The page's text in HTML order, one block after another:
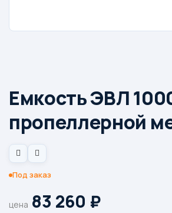
Емкость ЭВЛ
пропеллерной
Под заказ
цена 83 260 ₽